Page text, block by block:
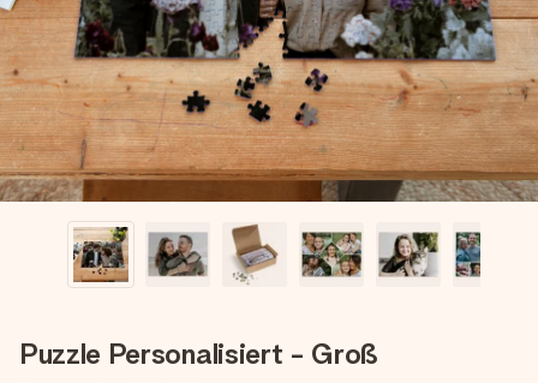
Erstelle etwas Einzigartiges in wenigen Schritten – mit
ihrem Namen, deinem Foto oder einer Nachricht von
Herzen. Kein Stress, nur pure Liebe für den perfekten
Moment.
Puzzle Personalisiert - Groß